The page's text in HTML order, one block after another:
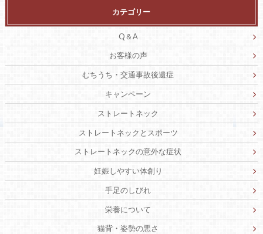
カテゴリー
Q＆A
お客様の声
むちうち・交通事故後遺症
キャンペーン
ストレートネック
ストレートネックとスポーツ
ストレートネックの意外な症状
妊娠しやすい体創り
手足のしびれ
栄養について
猫背・姿勢の悪さ